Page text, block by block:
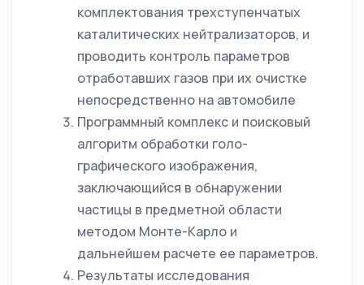
комплектования трехступенчатых
каталитических нейтрализаторов, и
проводить контроль параметров
отработавших газов при их очистке
непосредственно на автомобиле
Программный комплекс и поисковый
алгоритм обработки голо-
графического изображения,
заключающийся в обнаружении
частицы в предметной области
методом Монте-Карло и
дальнейшем расчете ее параметров.
Результаты исследования